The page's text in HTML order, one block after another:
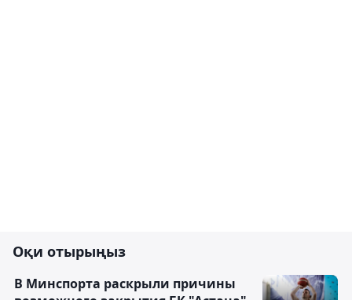
Оқи отырыңыз
В Минспорта раскрыли причины